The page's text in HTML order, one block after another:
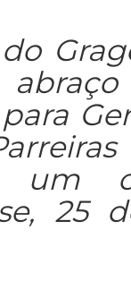
um
25